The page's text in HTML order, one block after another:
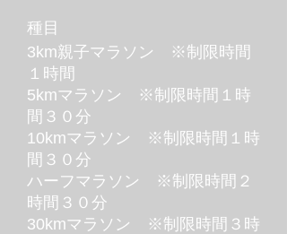
種目
3km親子マラソン ※制限時間
１時間
5kmマラソン ※制限時間１時
間３０分
10kmマラソン ※制限時間１時
間３０分
ハーフマラソン ※制限時間２
時間３０分
30kmマラソン ※制限時間３時